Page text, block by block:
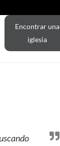
Encontrar una
iglesia